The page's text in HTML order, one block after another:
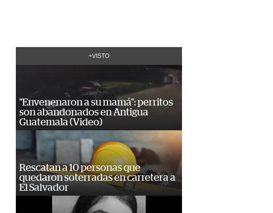
+VISTO
"Envenenaron a su mamá": perritos
son abandonados en Antigua
Guatemala (Video)
Rescatan a 10 personas que
quedaron soterradas en carretera a
El Salvador